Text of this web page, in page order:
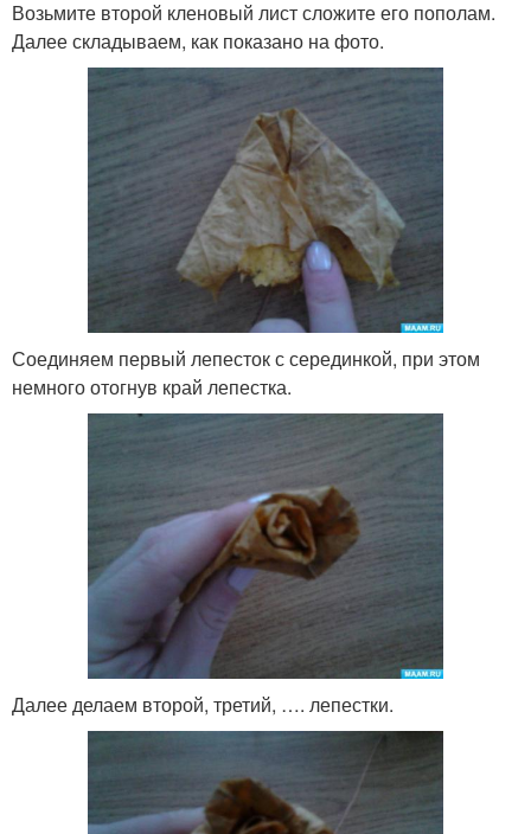
Возьмите второй кленовый лист сложите его пополам.
Далее складываем, как показано на фото.
Соединяем первый лепесток с серединкой, при этом
немного отогнув край лепестка.
Далее делаем второй, третий, …. лепестки.